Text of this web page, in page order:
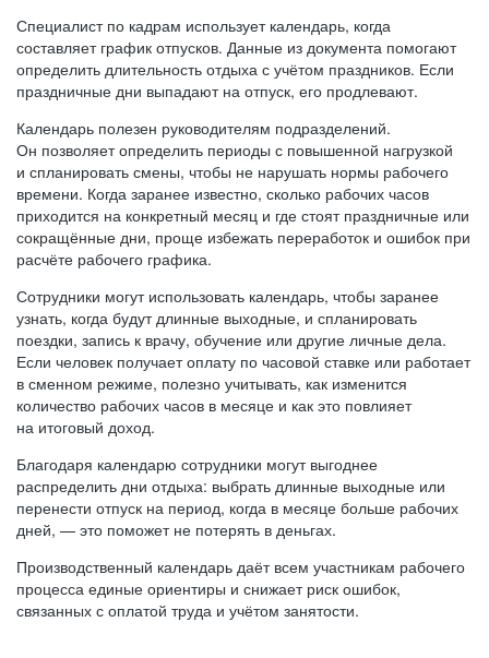
Специалист по кадрам использует календарь, когда
составляет график отпусков. Данные из документа помогают
определить длительность отдыха с учётом праздников. Если
праздничные дни выпадают на отпуск, его продлевают.
Календарь полезен руководителям подразделений.
Он позволяет определить периоды с повышенной нагрузкой
и спланировать смены, чтобы не нарушать нормы рабочего
времени. Когда заранее известно, сколько рабочих часов
приходится на конкретный месяц и где стоят праздничные или
сокращённые дни, проще избежать переработок и ошибок при
расчёте рабочего графика.
Сотрудники могут использовать календарь, чтобы заранее
узнать, когда будут длинные выходные, и спланировать
поездки, запись к врачу, обучение или другие личные дела.
Если человек получает оплату по часовой ставке или работает
в сменном режиме, полезно учитывать, как изменится
количество рабочих часов в месяце и как это повлияет
на итоговый доход.
Благодаря календарю сотрудники могут выгоднее
распределить дни отдыха: выбрать длинные выходные или
перенести отпуск на период, когда в месяце больше рабочих
дней, — это поможет не потерять в деньгах.
Производственный календарь даёт всем участникам рабочего
процесса единые ориентиры и снижает риск ошибок,
связанных с оплатой труда и учётом занятости.